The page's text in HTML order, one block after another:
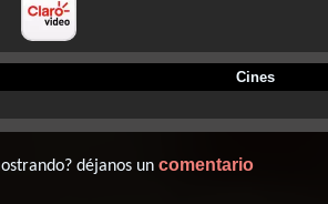
Cines
déjanos uncomentario